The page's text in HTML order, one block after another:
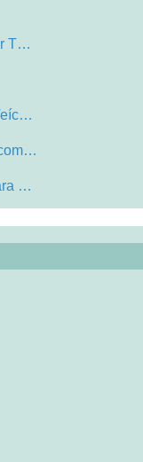
T…
…